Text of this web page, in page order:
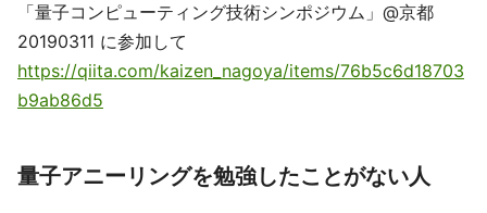
「量子コンピューティング技術シンポジウム」@京都
20190311 に参加して
https://qiita.com/kaizen_nagoya/items/76b5c6d18703
b9ab86d5
量子アニーリングを勉強したことがない人